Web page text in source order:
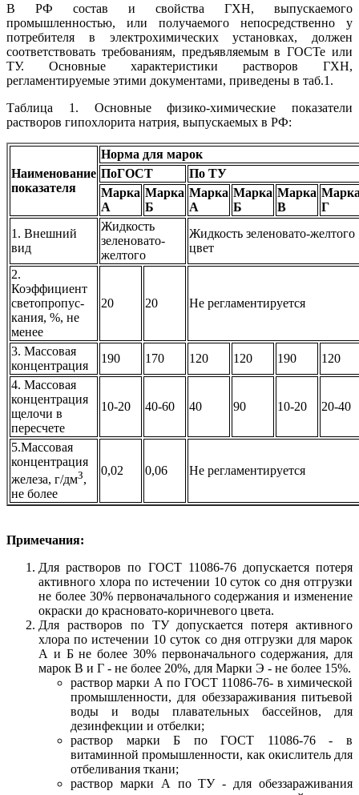
В РФ состав и свойства ГХН, выпускаемого
промышленностью, или получаемого непосредственно у
потребителя в электрохимических установках, должен
соответствовать требованиям, предъявляемым в ГОСТе или
ТУ. Основные характеристики растворов ГХН,
регламентируемые этими документами, приведены в таб.1.
Таблица 1. Основные физико-химические показатели
растворов гипохлорита натрия, выпускаемых в РФ:
Наименование
показателя
Норма для марок
ПоГОСТ
По ТУ
Марка
А
Марка
Б
Марка
А
Марка
Б
Марка
В
Г
1. Внешний
вид
Жидкость
зеленовато-
желтого
Жидкость зеленовато-желтого
цвет
2.
Коэффициент
светопропус-
кания, %, не
менее
20 20 Не регламентируется
3. Массовая
концентрация
190 170 120 120 190
120
4. Массовая
концентрация
щелочи в
пересчете
10-20 40-60 40 90 10-20 20-40
5.Массовая
концентрация
железа, г/дмЗ,
не более
0,02 0,06 Не регламентируется
Примечания:
Для растворов по ГОСТ 11086-76 допускается потеря
активного хлора по истечении 10 суток со дня отгрузки
не более 30% первоначального содержания и изменение
окраски до красновато-коричневого цвета.
Для растворов по ТУ допускается потеря активного
хлора по истечении 10 суток со дня отгрузки для марок
А и Б не более 30% первоначального содержания, для
марок В и Г - не более 20%, для Марки Э - не более 15%.
раствор марки А по ГОСТ 11086-76- в химической
промышленности, для обеззараживания питьевой
воды и воды плавательных бассейнов, для
дезинфекции и отбелки;
раствор марки Б по ГОСТ 11086-76 - в
витаминной промышленности, как окислитель для
отбеливания ткани;
раствор марки А по ТУ - для обеззараживания